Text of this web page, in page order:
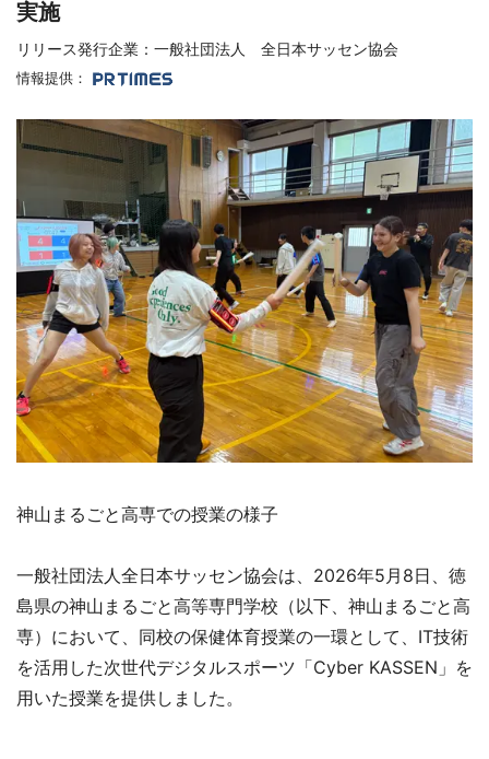
実施
リリース発行企業：一般社団法人 全日本サッセン協会
情報提供：
神山まるごと高専での授業の様子
一般社団法人全日本サッセン協会は、2026年5月8日、徳
島県の神山まるごと高等専門学校（以下、神山まるごと高
専）において、同校の保健体育授業の一環として、IT技術
を活用した次世代デジタルスポーツ「Cyber KASSEN」を
用いた授業を提供しました。